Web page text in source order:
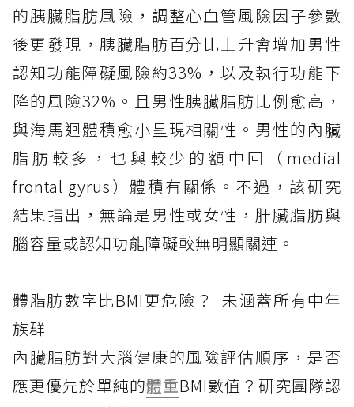
的胰臟脂肪風險，調整心血管風險因子參數
後更發現，胰臟脂肪百分比上升會增加男性
認知功能障礙風險約33%，以及執行功能下
降的風險32%。且男性胰臟脂肪比例愈高，
與海馬迴體積愈小呈現相關性。男性的內臟
脂肪較多，也與較少的額中回（medial
frontal gyrus）體積有關係。不過，該研究
結果指出，無論是男性或女性，肝臟脂肪與
腦容量或認知功能障礙較無明顯關連。
體脂肪數字比BMI更危險？ 未涵蓋所有中年
族群
內臟脂肪對大腦健康的風險評估順序，是否
應更優先於單純的體重BMI數值？研究團隊認